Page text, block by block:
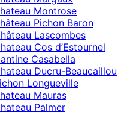
Montrose
Pichon Baron
Lascombes
Cos d’Estournel
Casabella
Ducru-Beaucaillou
Longueville
Mauras
Palmer